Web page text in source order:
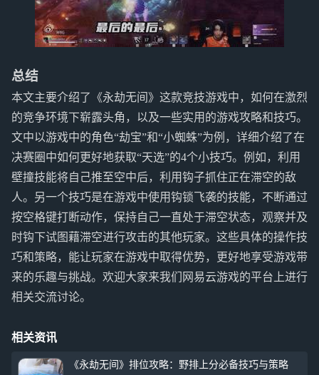
总结
本文主要介绍了《永劫无间》这款竞技游戏中，如何在激烈
的竞争环境下崭露头角，以及一些实用的游戏攻略和技巧。
文中以游戏中的角色“劫宝”和“小蜘蛛”为例，详细介绍了在
决赛圈中如何更好地获取“天选”的4个小技巧。例如，利用
壁撞技能将自己推至空中后，利用钩子抓住正在滞空的敌
人。另一个技巧是在游戏中使用钩锁飞袭的技能，不断通过
按空格键打断动作，保持自己一直处于滞空状态，观察并及
时钩下试图藉滞空进行攻击的其他玩家。这些具体的操作技
巧和策略，能让玩家在游戏中取得优势，更好地享受游戏带
来的乐趣与挑战。欢迎大家来我们网易云游戏的平台上进行
相关交流讨论。
相关资讯
《永劫无间》排位攻略：野排上分必备技巧与策略